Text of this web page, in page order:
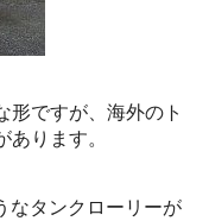
形ですが、海外のト
ります。
なタンクローリーが